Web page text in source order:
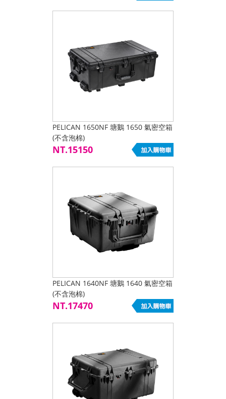
PELICAN 1650NF 塘鵝 1650 氣密空箱
(不含泡棉)
NT.15150
PELICAN 1640NF 塘鵝 1640 氣密空箱
(不含泡棉)
NT.17470